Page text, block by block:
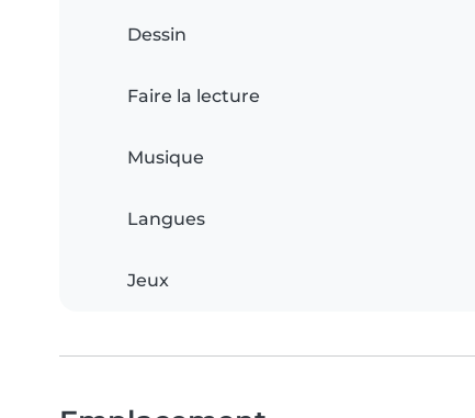
Dessin
Faire la lecture
Musique
Langues
Jeux